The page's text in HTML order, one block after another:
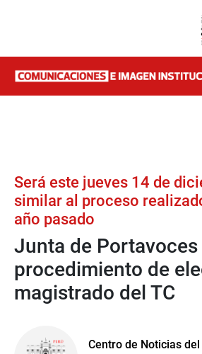
Será este jueves 14 de
similar al proceso
año pasado
Junta de Portavoces
procedimiento de
magistrado del TC
Centro de Noticias